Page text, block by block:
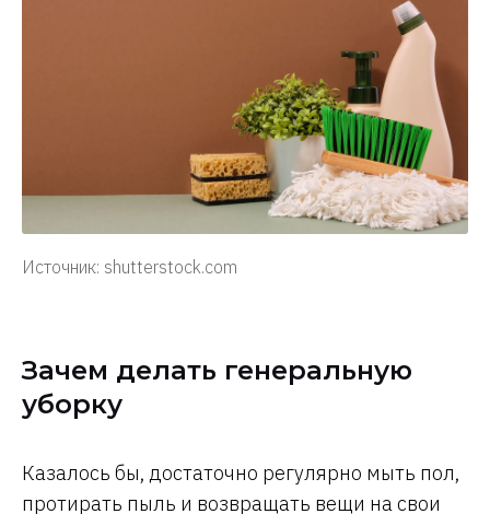
Источник: shutterstock.com
Зачем делать генеральную
уборку
Казалось бы, достаточно регулярно мыть пол,
протирать пыль и возвращать вещи на свои